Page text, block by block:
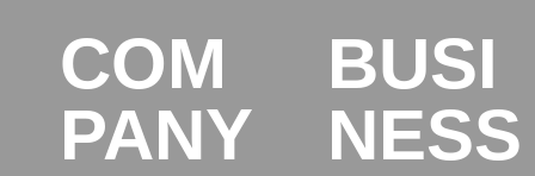
COM
PANY
BUSI
NESS